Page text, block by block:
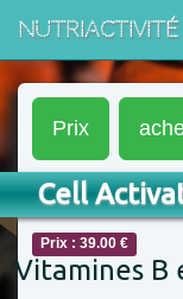
NutriActivité
Prix
Cell
Prix : 39.00 €
Vitamines B